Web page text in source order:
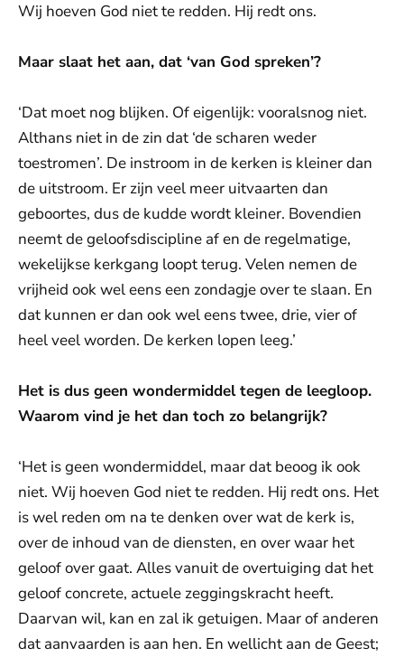
Wij hoeven God niet te redden. Hij redt ons.
Maar slaat het aan, dat ‘van God spreken’?
‘Dat moet nog blijken. Of eigenlijk: vooralsnog niet.
Althans niet in de zin dat ‘de scharen weder
toestromen’. De instroom in de kerken is kleiner dan
de uitstroom. Er zijn veel meer uitvaarten dan
geboortes, dus de kudde wordt kleiner. Bovendien
neemt de geloofsdiscipline af en de regelmatige,
wekelijkse kerkgang loopt terug. Velen nemen de
vrijheid ook wel eens een zondagje over te slaan. En
dat kunnen er dan ook wel eens twee, drie, vier of
heel veel worden. De kerken lopen leeg.’
Het is dus geen wondermiddel tegen de leegloop.
Waarom vind je het dan toch zo belangrijk?
‘Het is geen wondermiddel, maar dat beoog ik ook
niet. Wij hoeven God niet te redden. Hij redt ons. Het
is wel reden om na te denken over wat de kerk is,
over de inhoud van de diensten, en over waar het
geloof over gaat. Alles vanuit de overtuiging dat het
geloof concrete, actuele zeggingskracht heeft.
Daarvan wil, kan en zal ik getuigen. Maar of anderen
dat aanvaarden is aan hen. En wellicht aan de Geest;